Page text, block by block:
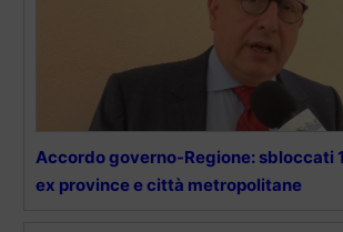
Accordo governo-Regione: sbloccati
ex province e città metropolitane